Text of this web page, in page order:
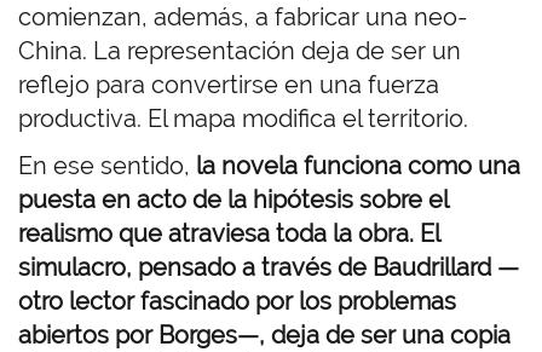
comienzan, además, a fabricar una neo-
China. La representación deja de ser un
reflejo para convertirse en una fuerza
productiva. El mapa modifica el territorio.
En ese sentido, la novela funciona como una
puesta en acto de la hipótesis sobre el
realismo que atraviesa toda la obra. El
simulacro, pensado a través de Baudrillard —
otro lector fascinado por los problemas
abiertos por Borges—, deja de ser una copia